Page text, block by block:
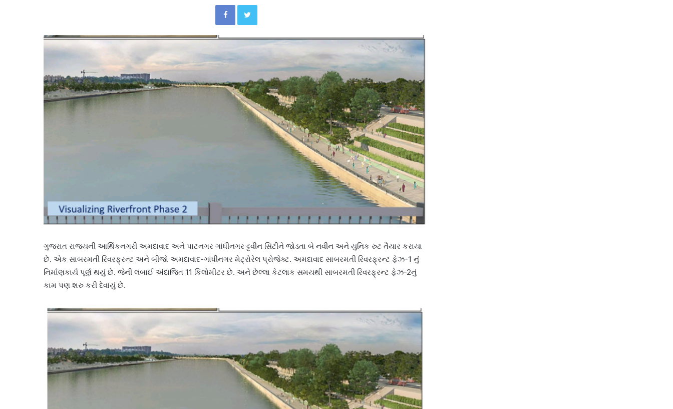
FacebookTwitter
ગુજરાત રાજ્યની આર્થિકનગરી અમદાવાદ અને પાટનગર ગાંધીનગર ટ્ટવીન સિટીને જોડતા બે નવીન અને યુનિક રુટ તૈયાર કરાયા
છે. એક સાબરમતી રિવરફ્રન્ટ અને બીજો અમદાવાદ-ગાંધીનગર મેટ્રોરેલ પ્રોજેક્ટ. અમદાવાદ સાબરમતી રિવરફ્રન્ટ ફેઝ-1 નું
નિર્માણકાર્ય પૂર્ણ થયું છે. જેની લંબાઈ અંદાજિત 11 કિલોમીટર છે. અને છેલ્લા કેટલાક સમયથી સાબરમતી રિવરફ્રન્ટ ફેઝ-2નું
કામ પણ શરુ કરી દેવાયું છે.